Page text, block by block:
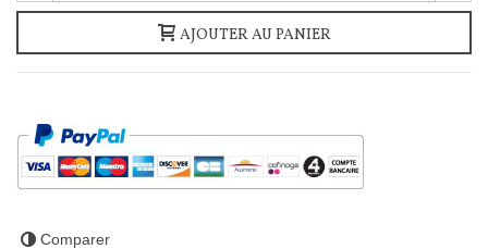
AJOUTER AU PANIER
Comparer